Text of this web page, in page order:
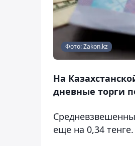
Фото: Zakon.kz
На
дневные торги
еще на 0,34 тенге.